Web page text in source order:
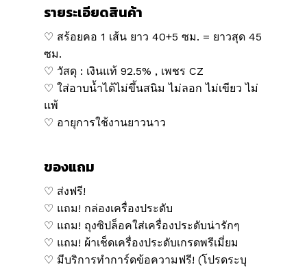
รายระเอียดสินค้า
♡ สร้อยคอ 1 เส้น ยาว 40+5 ซม. = ยาวสุด 45
ซม.
♡ วัสดุ : เงินแท้ 92.5% , เพชร CZ
♡ ใส่อาบน้ำได้ไม่ขึ้นสนิม ไม่ลอก ไม่เขียว ไม่
แพ้
♡ อายุการใช้งานยาวนาว
ของแถม
♡ ส่งฟรี!
♡ แถม! กล่องเครื่องประดับ
♡ แถม! ถุงซิปล็อคใส่เครื่องประดับน่ารักๆ
♡ แถม! ผ้าเช็ดเครื่องประดับเกรดพรีเมี่ยม
♡ มีบริการทำการ์ดข้อความฟรี! (โปรดระบุ